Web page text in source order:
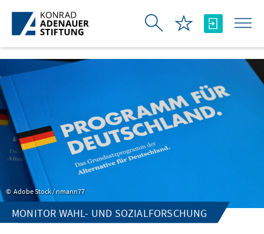
Ugrás a fő tartalomhoz
Adobe Stock / nmann77
MONITOR WAHL- UND SOZIALFORSCHUNG